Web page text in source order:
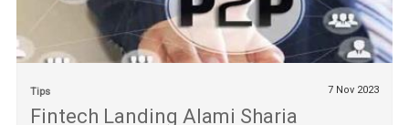
Tips 7 Nov 2023
Fintech Landing Alami Sharia